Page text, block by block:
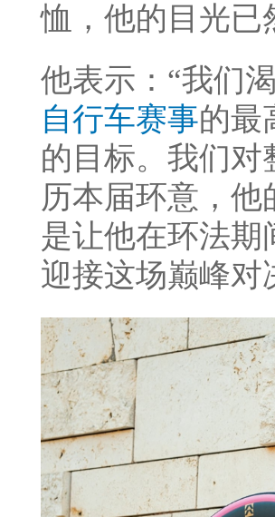
恤，他的目光已
他表示：“我们
自行车赛事的最
的目标。我们
历本届环意，
是让他在环法
迎接这场巅峰对